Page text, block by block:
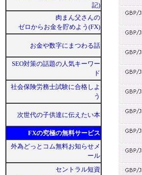
記)
肉まん父さんの
ゼロからお金を貯めよう(FX)
お金や数字にまつわる話
SEO対策の話題の人気キーワー
ド
社会保険労務士試験に合格しよ
う
次世代の子供達に伝えたい本
FXの究極の無料サービス
外為どっとコム無料お知らせメ
ール
セントラル短資